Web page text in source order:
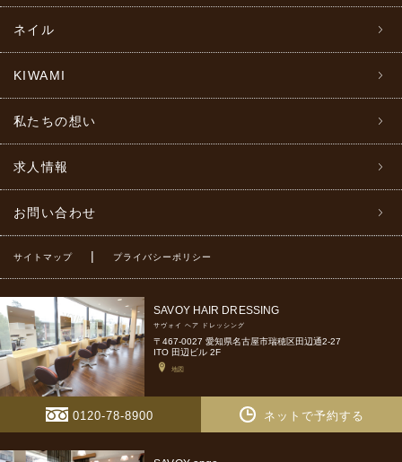
ネイル
KIWAMI
私たちの想い
求人情報
お問い合わせ
サイトマップ | プライバシーポリシー
SAVOY HAIR DRESSING
サヴォイ ヘア ドレッシング
〒467-0027 愛知県名古屋市瑞穂区田辺通2-27
ITO 田辺ビル 2F
地図
0120-78-8900 ネットで予約する